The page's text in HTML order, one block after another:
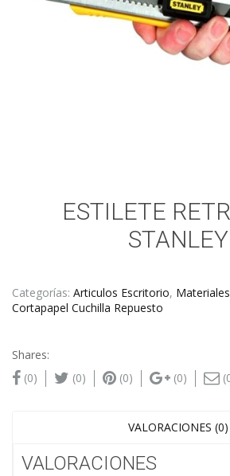
ESTILETE
STANLEY
Categorías: Articulos Escritorio,
Cortapapel Cuchilla Repuesto
Shares:
(0)
(0) (0) (0)
VALORACIONES (0)
VALORACIONES